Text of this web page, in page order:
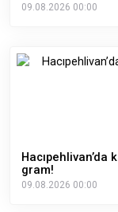
09.08.2026 00:00
gram!
09.08.2026 00:00